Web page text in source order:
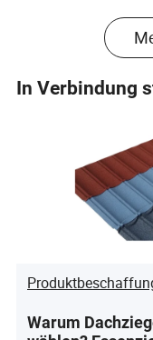
In Verbindung
Warum